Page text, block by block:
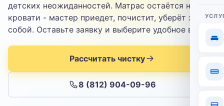
Отправить
Нажимая кнопку, вы соглашаетесь сполитикой конфиденциальности
детских неожиданностей. Матрас остаётся на
кровати - мастер приедет, почистит, уберёт за
собой. Оставьте заявку и выберите удобное время.
Рассчитать чистку
8 (812) 904-09-96